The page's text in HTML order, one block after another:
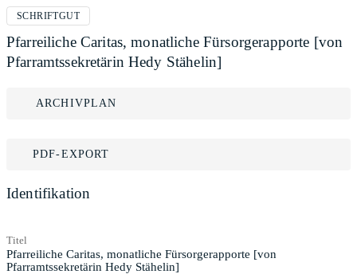
SCHRIFTGUT
Pfarreiliche Caritas, monatliche Fürsorgerapporte [von
Pfarramtssekretärin Hedy Stähelin]
ARCHIVPLAN
PDF-EXPORT
Identifikation
Titel
Pfarreiliche Caritas, monatliche Fürsorgerapporte [von
Pfarramtssekretärin Hedy Stähelin]